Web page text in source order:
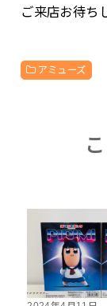
ご来店お待ち
アミューズ